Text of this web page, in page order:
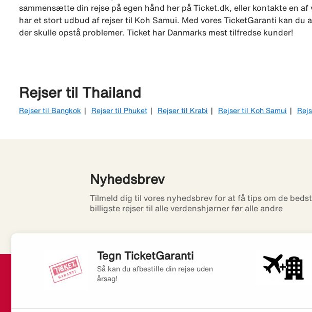
sammensætte din rejse på egen hånd her på Ticket.dk, eller kontakte en
har et stort udbud af rejser til Koh Samui. Med vores TicketGaranti kan du
der skulle opstå problemer. Ticket har Danmarks mest tilfredse kunder!
Rejser til Thailand
Rejser til Bangkok Rejser til Phuket Rejser til Krabi Rejser til Koh Samui
Nyhedsbrev
Tilmeld dig til vores nyhedsbrev for at få tips om de
billigste rejser til alle verdenshjørner før alle andre
Tegn TicketGaranti
Så kan du afbestille din rejse uden
årsag!